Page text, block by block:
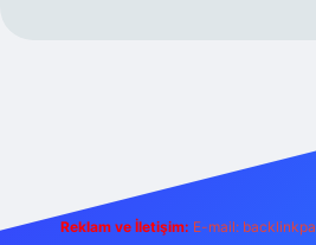
Reklam ve İletişim: E-mail: